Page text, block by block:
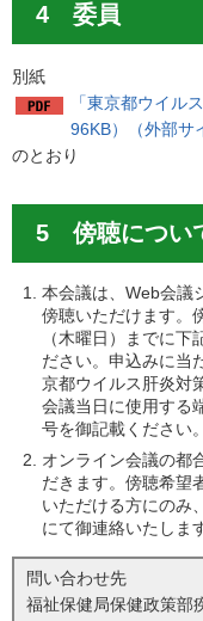
4 委員
別紙
「東京都ウイル
96KB）（外部サ
のとおり
5 傍聴につい
本会議は、Web会議
傍聴いただけます。
（木曜日）までに
ださい。申込みに当
京都ウイルス肝炎対
会議当日に使用する
号を御記載ください。
オンライン会議の都
だきます。傍聴希望
いただける方にのみ
にて御連絡いたしま
問い合わせ先
福祉保健局保健政策部